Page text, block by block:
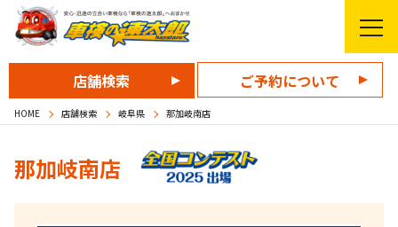
店舗検索 ご予約について
HOME 店舗検索 岐阜県 那加岐南店
那加岐南店